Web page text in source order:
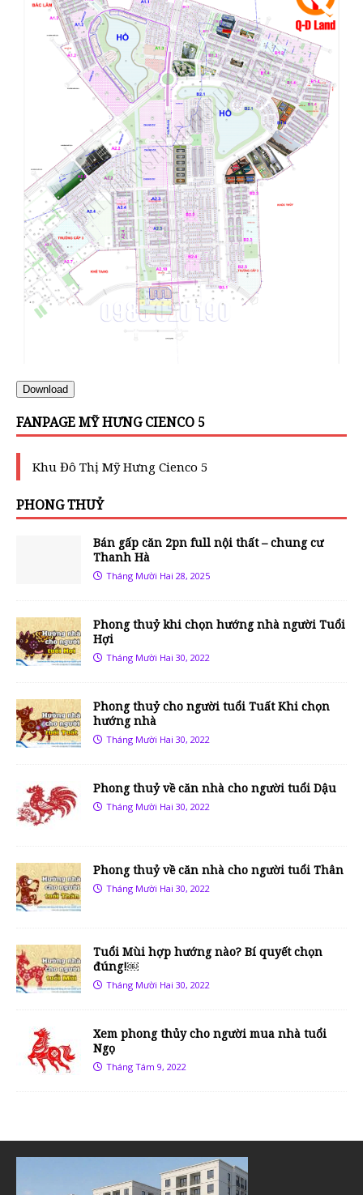
Download
FANPAGE MỸ HƯNG CIENCO 5
Khu Đô Thị Mỹ Hưng Cienco 5
PHONG THUỶ
Bán gấp căn 2pn full nội thất – chung cư
Thanh Hà
Tháng Mười Hai 28, 2025
Phong thuỷ khi chọn hướng nhà người Tuổi
Hợi
Tháng Mười Hai 30, 2022
Phong thuỷ cho người tuổi Tuất Khi chọn
hướng nhà
Tháng Mười Hai 30, 2022
Phong thuỷ về căn nhà cho người tuổi Dậu
Tháng Mười Hai 30, 2022
Phong thuỷ về căn nhà cho người tuổi Thân
Tháng Mười Hai 30, 2022
Tuổi Mùi hợp hướng nào? Bí quyết chọn
đúng!￼
Tháng Mười Hai 30, 2022
Xem phong thủy cho người mua nhà tuổi
Ngọ
Tháng Tám 9, 2022